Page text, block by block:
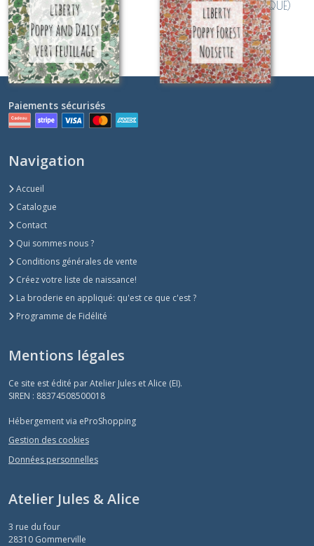
(CLASSIQUE)
Sur demande
NOISETTE (CLASSIQUE)
Sur demande
Les
ELOISE
(2)
FELICITE
(3)
Les
KATIE
(1)
Les
POPPY
AND
(2)
CIARA
THORPE
(3)
MITSI
Paiements sécurisés
Navigation
Accueil
Catalogue
Contact
Qui sommes nous ?
Conditions générales de vente
Créez votre liste de naissance!
La broderie en appliqué: qu'est ce que c'est ?
Programme de Fidélité
Mentions légales
Ce site est édité par Atelier Jules et Alice (EI).
SIREN : 88374508500018
Hébergement via eProShopping
Gestion des cookies
Données personnelles
Atelier Jules & Alice
3 rue du four
28310 Gommerville